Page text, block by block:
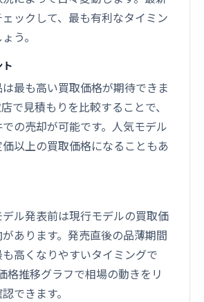
ックして、最も有利なタイミン
う。
最も高い買取価格が期待できま
で見積もりを比較することで、
の売却が可能です。人気モデル
以上の買取価格になることもあ
ル発表前は現行モデルの買取価
あります。発売直後の品薄期間
高くなりやすいタイミングで
格推移グラフで相場の動きをリ
できます。